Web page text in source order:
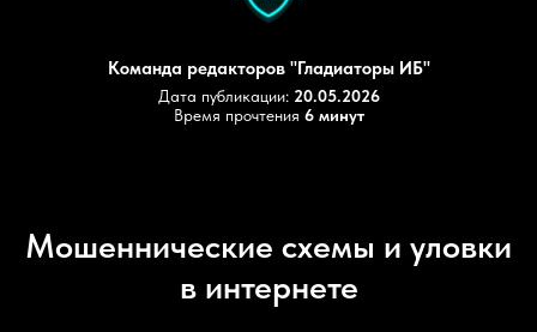
Команда редакторов "Гладиаторы ИБ"
Дата публикации: 20.05.2026
Время прочтения 6 минут
Мошеннические схемы и уловки
в интернете